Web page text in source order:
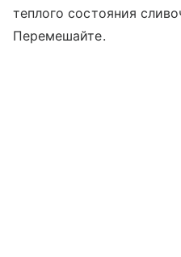
теплого состояния
Перемешайте.